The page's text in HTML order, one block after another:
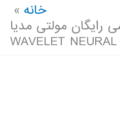
خانه
رایگان مولتی مدیا
WAVELET